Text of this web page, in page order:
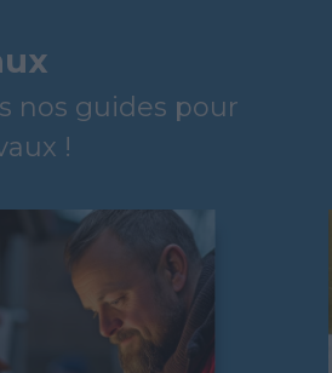
nos guides pour
!
soit dans le cadre d’un
construction ou de
la plomberie fait
des gros travaux
dans une
principale ou